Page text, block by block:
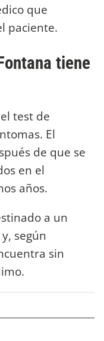
que
paciente.
tiene
test de
El
de que se
en el
años.
a un
según
sin